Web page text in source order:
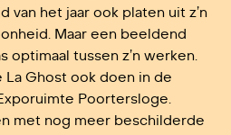
van het jaar ook platen uit z’n
Maar een beeldend
optimaal tussen z’n werken.
La Ghost ook doen in de
Poortersloge.
met nog meer beschilderde